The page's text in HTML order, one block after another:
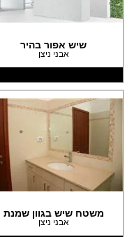
שיש אפור בהיר
אבני ניצן
משטח שיש בגוון שמנת
אבני ניצן